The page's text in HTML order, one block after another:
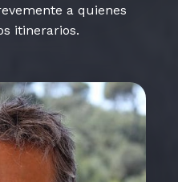
a quienes
itinerarios.